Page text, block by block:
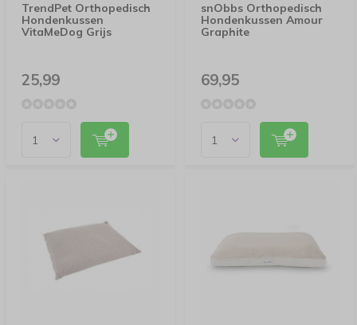
TrendPet Orthopedisch
Hondenkussen
VitaMeDog Grijs
25,99
snObbs Orthopedisch
Hondenkussen Amour
Graphite
69,95